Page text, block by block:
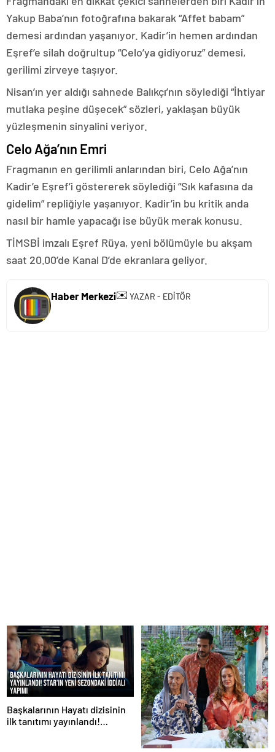
Yakup Baba’nın fotoğrafına bakarak “Affet babam”
demesi ardından yaşanıyor. Kadir’in hemen ardından
Eşref’e silah doğrultup “Celo’ya gidiyoruz” demesi,
gerilimi zirveye taşıyor.
Nisan’ın yer aldığı sahnede Balıkçı’nın söylediği “İhtiyar
mutlaka peşine düşecek” sözleri, yaklaşan büyük
yüzleşmenin sinyalini veriyor.
Celo Ağa’nın Emri
Fragmanın en gerilimli anlarından biri, Celo Ağa’nın
Kadir’e Eşref’i göstererek söylediği “Sık kafasına da
gidelim” repliğiyle yaşanıyor. Kadir’in bu kritik anda
nasıl bir hamle yapacağı ise büyük merak konusu.
TİMSBİ imzalı Eşref Rüya, yeni bölümüyle bu akşam
saat 20.00’de Kanal D’de ekranlara geliyor.
Haber Merkezi✉️ YAZAR - EDİTÖR
Başkalarının Hayatı dizisinin
ilk tanıtımı yayınlandı!